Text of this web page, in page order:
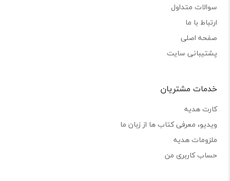
سوالات متداول
ارتباط با ما
صفحه اصلی
پشتیبانی سایت
خدمات مشتریان
کارت هدیه
ویدیو، معرفی کتاب ها از زبان ما
ملزومات هدیه
حساب کاربری من